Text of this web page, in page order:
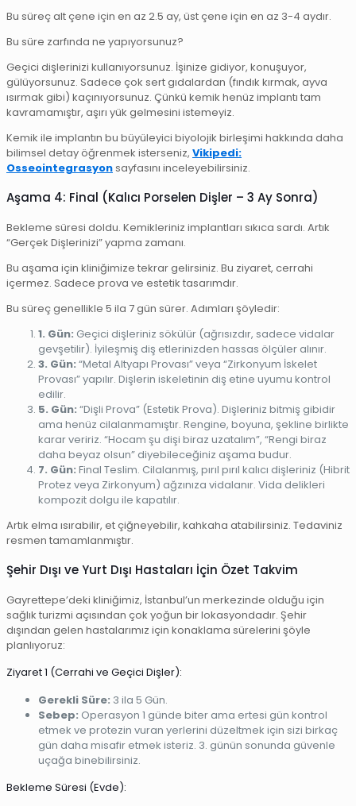
Bu süreç alt çene için en az 2.5 ay, üst çene için en az 3-4 aydır.
Bu süre zarfında ne yapıyorsunuz?
Geçici dişlerinizi kullanıyorsunuz. İşinize gidiyor, konuşuyor,
gülüyorsunuz. Sadece çok sert gıdalardan (fındık kırmak, ayva
ısırmak gibi) kaçınıyorsunuz. Çünkü kemik henüz implantı tam
kavramamıştır, aşırı yük gelmesini istemeyiz.
Kemik ile implantın bu büyüleyici biyolojik birleşimi hakkında daha
bilimsel detay öğrenmek isterseniz, Vikipedi:
Osseointegrasyonsayfasını inceleyebilirsiniz.
Aşama 4: Final (Kalıcı Porselen Dişler – 3 Ay Sonra)
Bekleme süresi doldu. Kemikleriniz implantları sıkıca sardı. Artık
“Gerçek Dişlerinizi” yapma zamanı.
Bu aşama için kliniğimize tekrar gelirsiniz. Bu ziyaret, cerrahi
içermez. Sadece prova ve estetik tasarımdır.
Bu süreç genellikle 5 ila 7 gün sürer. Adımları şöyledir:
1. Gün: Geçici dişleriniz sökülür (ağrısızdır, sadece vidalar
gevşetilir). İyileşmiş diş etlerinizden hassas ölçüler alınır.
3. Gün: “Metal Altyapı Provası” veya “Zirkonyum İskelet
Provası” yapılır. Dişlerin iskeletinin diş etine uyumu kontrol
edilir.
5. Gün: “Dişli Prova” (Estetik Prova). Dişleriniz bitmiş gibidir
ama henüz cilalanmamıştır. Rengine, boyuna, şekline birlikte
karar veririz. “Hocam şu dişi biraz uzatalım”, “Rengi biraz
daha beyaz olsun” diyebileceğiniz aşama budur.
7. Gün: Final Teslim. Cilalanmış, pırıl pırıl kalıcı dişleriniz (Hibrit
Protez veya Zirkonyum) ağzınıza vidalanır. Vida delikleri
kompozit dolgu ile kapatılır.
Artık elma ısırabilir, et çiğneyebilir, kahkaha atabilirsiniz. Tedaviniz
resmen tamamlanmıştır.
Şehir Dışı ve Yurt Dışı Hastaları İçin Özet Takvim
Gayrettepe’deki kliniğimiz, İstanbul’un merkezinde olduğu için
sağlık turizmi açısından çok yoğun bir lokasyondadır. Şehir
dışından gelen hastalarımız için konaklama sürelerini şöyle
planlıyoruz:
Ziyaret 1 (Cerrahi ve Geçici Dişler):
Gerekli Süre: 3 ila 5 Gün.
Sebep: Operasyon 1 günde biter ama ertesi gün kontrol
etmek ve protezin vuran yerlerini düzeltmek için sizi birkaç
gün daha misafir etmek isteriz. 3. günün sonunda güvenle
uçağa binebilirsiniz.
Bekleme Süresi (Evde):